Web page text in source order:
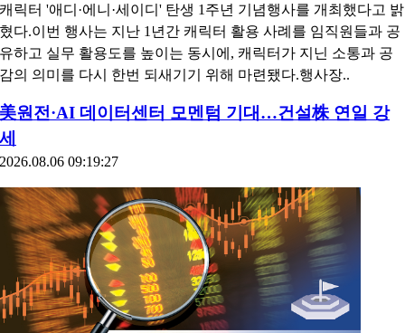
캐릭터 '애디·에니·세이디' 탄생 1주년 기념행사를 개최했다고 밝
혔다.이번 행사는 지난 1년간 캐릭터 활용 사례를 임직원들과 공
유하고 실무 활용도를 높이는 동시에, 캐릭터가 지닌 소통과 공
감의 의미를 다시 한번 되새기기 위해 마련됐다.행사장..
美원전·AI 데이터센터 모멘텀 기대…건설株 연일 강
세
2026.08.06 09:19:27